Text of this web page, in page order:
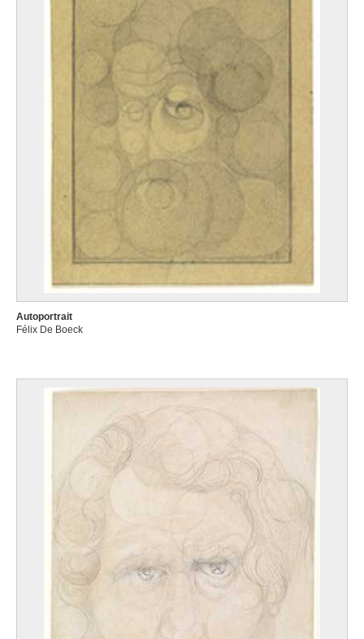
Autoportrait
Félix De Boeck